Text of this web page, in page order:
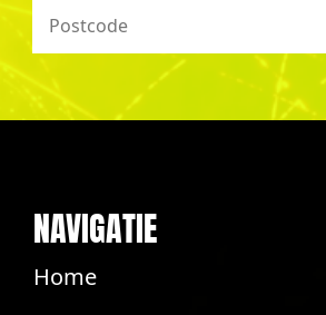
NAVIGATIE
Home